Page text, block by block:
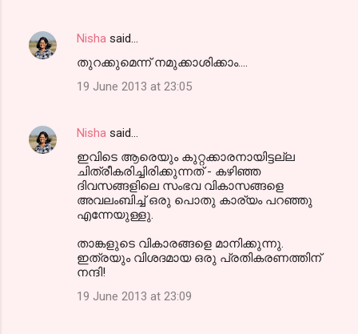
Nisha said…
തുറക്കുമെന്ന് നമുക്കാശിക്കാം....
19 June 2013 at 23:05
Nisha said…
ഇവിടെ ആരെയും കുറ്റക്കാരനായിട്ടല്ല
ചിത്രീകരിച്ചിരിക്കുന്നത് - കഴിഞ്ഞ
ദിവസങ്ങളിലെ സംഭവ വികാസങ്ങളെ
അവലംബിച്ച് ഒരു പൊതു കാര്യം പറഞ്ഞു
എന്നേയുള്ളു.
താങ്കളുടെ വികാരങ്ങളെ മാനിക്കുന്നു.
ഇത്രയും വിശദമായ ഒരു പ്രതികരണത്തിന്
നന്ദി!
19 June 2013 at 23:09